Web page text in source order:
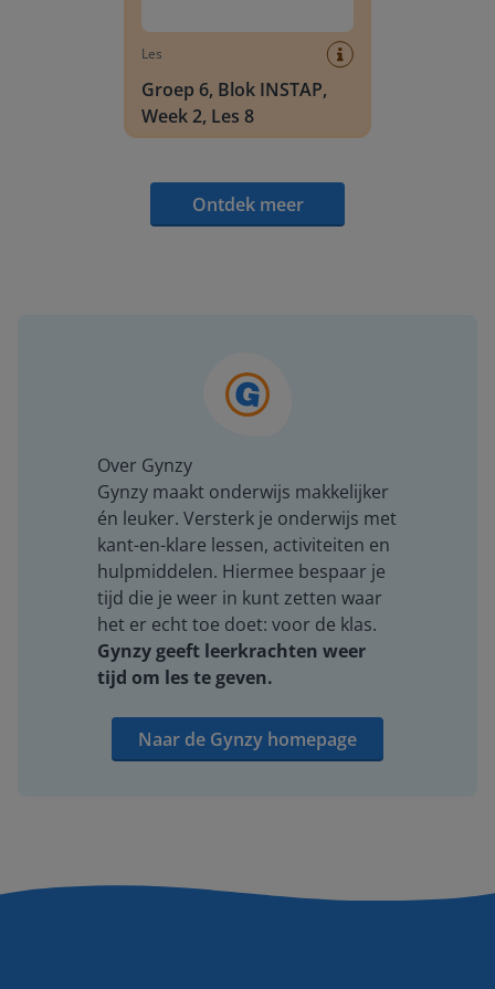
Les
Groep 6, Blok INSTAP,
Week 2, Les 8
Ontdek meer
Over Gynzy
Gynzy maakt onderwijs makkelijker
én leuker. Versterk je onderwijs met
kant-en-klare lessen, activiteiten en
hulpmiddelen. Hiermee bespaar je
tijd die je weer in kunt zetten waar
het er echt toe doet: voor de klas.
Gynzy geeft leerkrachten weer
tijd om les te geven.
Naar de Gynzy homepage